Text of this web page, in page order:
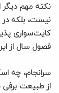
نکته مهم
نیست، بلکه در
کایت‌سواری
فصول سال از
سرانجام، چه
از طبیعت برفی